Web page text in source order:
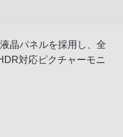
晶パネルを採用し、全
対応ピクチャーモニ